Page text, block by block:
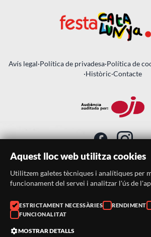
Avís legal·Política de privadesa·Política de
·Històric·Contacte
SUBSCRIU-TE AL
Telèfon:
938046359
Correu:
Aquest lloc web utilitza cookies
Utilitzem galetes tècniques i analítiques per
funcionament del servei i analitzar l'ús de
ESTRICTAMENT NECESSÀRIES RENDIMENT
FUNCIONALITAT
MOSTRAR DETALLS